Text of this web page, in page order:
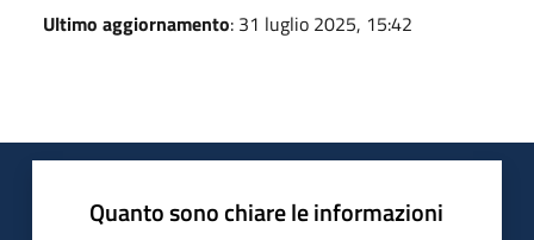
Ultimo aggiornamento: 31 luglio 2025, 15:42
Quanto sono chiare le informazioni